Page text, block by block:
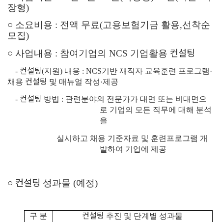
장형)
○ 소요비용 : 전액 무료(고용보험기금 활용,선착순
모집)
○ 사업내용 : 참여기업의 NCS 기업활용 컨설팅
- 컨설팅(지원) 내용 : NCS기반 재직자 교육훈련 프로그램·
채용 컨설팅 및 매뉴얼 작성·제공
- 컨설팅 방법 : 관련분야의 전문가가 대면 또는 비대면으
로 기업의 모든 직무에 대해 분석
을
실시하고 채용 기준자료 및 훈련프로그램 개
발하여 기업에 제공
○ 컨설팅 성과물 (예정)
구 분 컨설팅 추진 및 단계별 성과물